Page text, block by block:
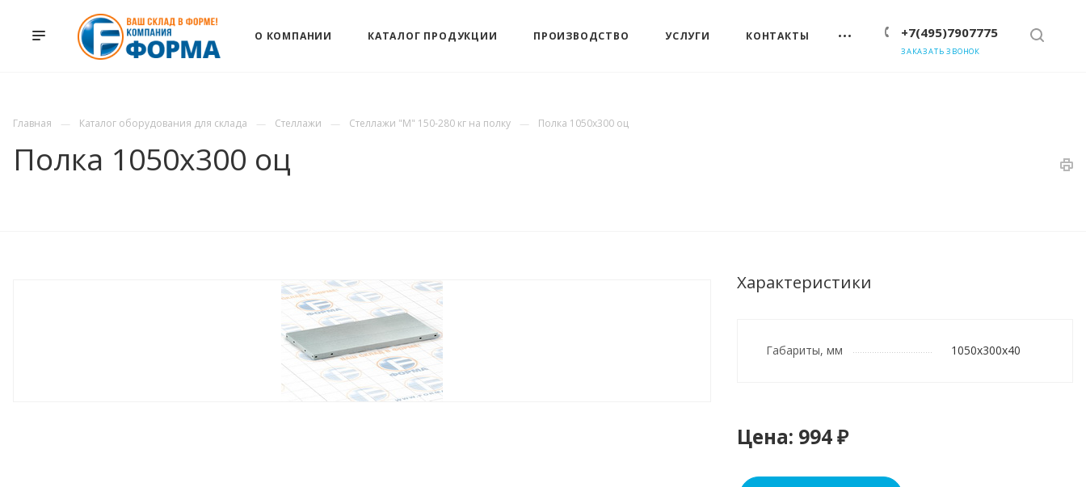
+7(495)7907775
ЗАКАЗАТЬ ЗВОНОК
О КОМПАНИИ КАТАЛОГ ПРОДУКЦИИ ПРОИЗВОДСТВО УСЛУГИ КОНТАКТЫ
Главная Каталог оборудования для склада Стеллажи Стеллажи "М" 150-280 кг на полку Полка 1050х300 оц
Полка 1050х300 оц
Характеристики
Габариты, мм 1050х300х40
Цена: 994 ₽